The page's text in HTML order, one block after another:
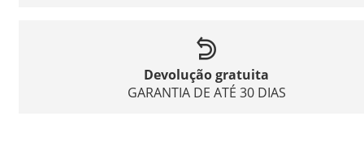
Devolução gratuita
GARANTIA DE ATÉ 30 DIAS